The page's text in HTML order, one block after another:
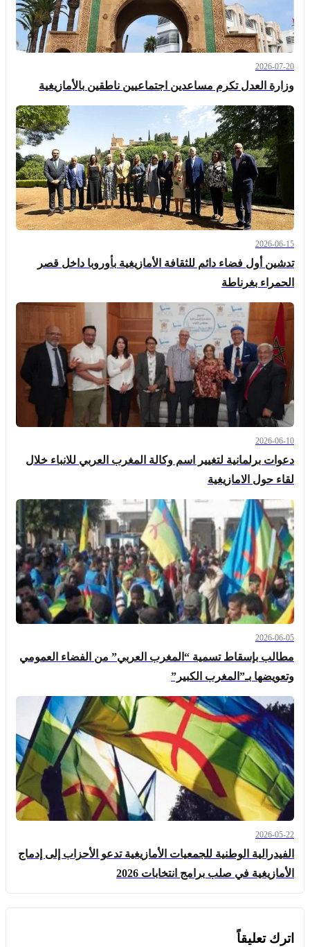
2026-07-20
وزارة العدل تكرم مساعدين اجتماعيين ناطقين بالأمازيغية
2026-06-15
تدشين أول فضاء دائم للثقافة الأمازيغية بأوروبا داخل قصر
الحمراء بغرناطة
2026-06-10
دعوات برلمانية لتغيير اسم وكالة المغرب العربي للانباء خلال
لقاء حول الامازيغية
2026-06-05
مطالب بإسقاط تسمية “المغرب العربي” من الفضاء العمومي
وتعويضها بـ”المغرب الكبير”
2026-05-22
الفيدرالية الوطنية للجمعيات الأمازيغية تدعو الأحزاب إلى إدماج
الأمازيغية في صلب برامج انتخابات 2026
اترك تعليقاً